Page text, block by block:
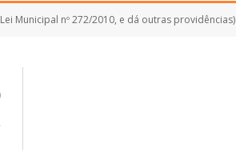
Lei Municipal nº 272/2010, e dá outras providências)